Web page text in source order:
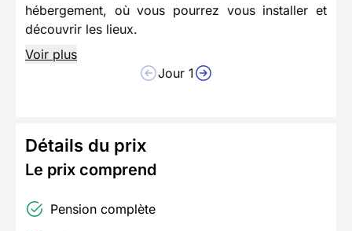
hébergement, où vous pourrez vous installer et
découvrir les lieux.
Voir plus
Jour 1
Détails du prix
Le prix comprend
Pension complète